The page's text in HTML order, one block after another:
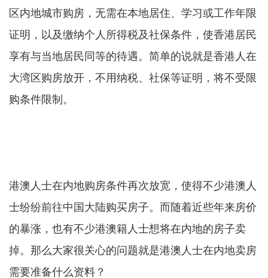
区内地城市购房，无需在本地居住、学习或工作年限
证明，以及缴纳个人所得税及社保条件，使香港居民
享有与当地居民同等的待遇。简单的说就是香港人在
大湾区购房放开，不用纳税、社保等证明，将不受限
购条件限制。
港澳人士在内地购房条件再次放宽，使得不少港澳人
士纷纷前往中国大陆购买房子。而随着近些年来房价
的暴涨，也有不少港澳籍人士想将在内地的房子卖
掉。那么大家很关心的问题就是港澳人士在内地卖房
需要准备什么资料？